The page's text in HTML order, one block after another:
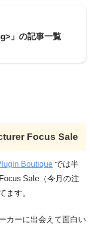
」の記事一覧
Focus Sale
Boutique では半
Sale（今月の注
ます。
カーに出会えて面白い